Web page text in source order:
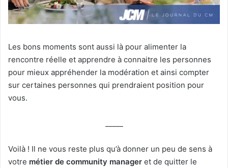
Les bons moments sont aussi là pour alimenter la
rencontre réelle et apprendre à connaitre les personnes
pour mieux appréhender la modération et ainsi compter
sur certaines personnes qui prendraient position pour
vous.
Voilà ! Il ne vous reste plus qu’à donner un peu de sens à
votre métier de community manager et de quitter le